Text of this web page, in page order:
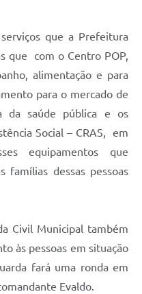
que a Prefeitura
que com o Centro POP,
alimentação e para
para o mercado de
da saúde pública e os
Social – CRAS, em
equipamentos que
famílias dessas pessoas
Civil Municipal também
às pessoas em situação
fará uma ronda em
Evaldo.